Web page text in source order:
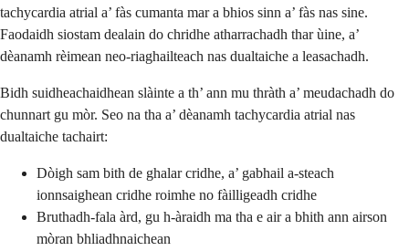
tachycardia atrial a’ fàs cumanta mar a bhios sinn a’ fàs nas sine.
Faodaidh siostam dealain do chridhe atharrachadh thar ùine, a’
dèanamh rèimean neo-riaghailteach nas dualtaiche a leasachadh.
Bidh suidheachaidhean slàinte a th’ ann mu thràth a’ meudachadh do
chunnart gu mòr. Seo na tha a’ dèanamh tachycardia atrial nas
dualtaiche tachairt:
Dòigh sam bith de ghalar cridhe, a’ gabhail a-steach
ionnsaighean cridhe roimhe no fàilligeadh cridhe
Bruthadh-fala àrd, gu h-àraidh ma tha e air a bhith ann airson
mòran bhliadhnaichean